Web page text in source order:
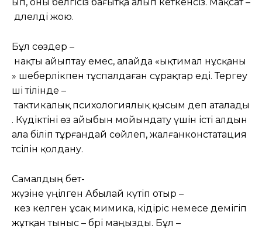
дәлелді жою.
Бұл сөздер –
нақты айыптау емес, алайда «ықтимал нұсқаны
» шеберлікпен тұспалдаған сұрақтар еді. Тергеу
ші тілінде –
тактикалық психологиялық қысым деп аталады
. Күдіктіні өз айыбын мойындату үшін істі алдын
ала біліп тұрғандай сөйлеп, жалғанконстатация
тәсілін қолдану.
Самалдың бет-
жүзіне үңілген Абылай күтіп отыр –
кез келген ұсақ мимика, кідіріс немесе демігіп
жұтқан тыныс – бәрі маңызды. Бұл –